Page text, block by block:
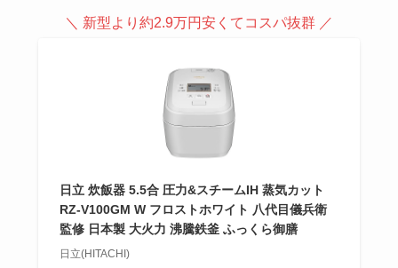
＼ 新型より約2.9万円安くてコスパ抜群 ／
日立 炊飯器 5.5合 圧力&スチームIH 蒸気カット
RZ-V100GM W フロストホワイト 八代目儀兵衛
監修 日本製 大火力 沸騰鉄釜 ふっくら御膳
日立(HITACHI)